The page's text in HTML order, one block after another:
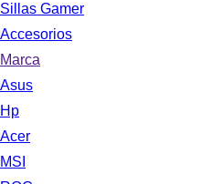
Sillas Gamer
Accesorios
Marca
Asus
Hp
Acer
MSI